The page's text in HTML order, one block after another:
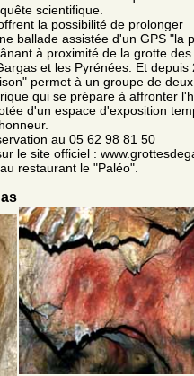
scientifique.
la possibilité de prolonger
ballade assistée d'un GPS "la
à proximité de la grotte des
et les Pyrénées. Et depuis
permet à un groupe de
qui se prépare à affronter
d'un espace d'exposition
au 05 62 98 81 50
le site officiel :
restaurant le "Paléo".